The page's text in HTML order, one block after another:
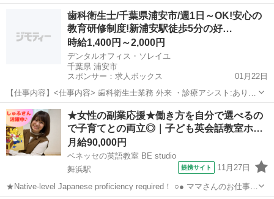
援 ●○ ホームティーチャ—なので、在宅やご自宅近くでの勤務！ ご家
庭の都合に応じて、週1日～開校日なども調整...
舞浜駅 その他
歯科衛生士/千葉県浦安市/週1日～OK!安心の
教育研修制度!新浦安駅徒歩5分の好…
時給1,400円～2,000円
デンタルオフィス・ソレイユ
千葉県 浦安市
スポンサー：求人ボックス
01月22日
【仕事内容】<仕事内容> 歯科衛生士業務 外来 ・診療アシスト:あり
・カウンセリング業務(問診) <メンテナンス内容・時間> ・TBI・スケ
ーリング ・フッ素塗布・SRP <休日休暇> 非常勤の出勤日等について
は応相談 <その他...
アルバイト・パート
★女性の副業応援★働き方を自分で選べるの
で子育てとの両立◎｜子ども英会話教室ホ…
月給90,000円
ベネッセの英語教室 BE studio
舞浜駅
提携サイト 11月27日
★Native-level Japanese proficiency required！ ○● ママさんのお仕事応